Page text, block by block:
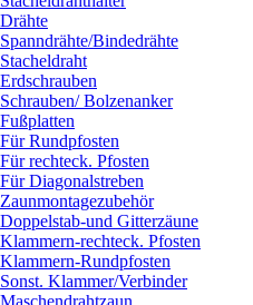
Drähte
Spanndrähte/Bindedrähte
Stacheldraht
Erdschrauben
Schrauben/Bolzenanker
Fußplatten
Für Rundpfosten
Für rechteck. Pfosten
Für Diagonalstreben
Zaunmontagezubehör
Doppelstab-und Gitterzäune
Klammern-rechteck. Pfosten
Klammern-Rundpfosten
Sonst. Klammer/Verbinder
Maschendrahtzaun